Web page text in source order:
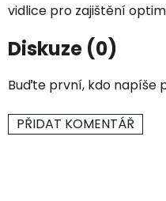
vidlice pro zajištění
Diskuze (0)
Buďte první, kdo napíše
PŘIDAT KOMENTÁŘ